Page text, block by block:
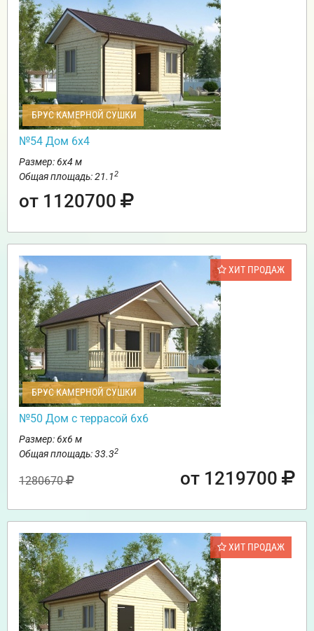
БРУС КАМЕРНОЙ СУШКИ
№54 Дом 6х4
Размер: 6х4 м
Общая площадь: 21.12
от 1120700
ХИТ ПРОДАЖ
БРУС КАМЕРНОЙ СУШКИ
№50 Дом с террасой 6х6
Размер: 6х6 м
Общая площадь: 33.32
1280670 от 1219700
ХИТ ПРОДАЖ